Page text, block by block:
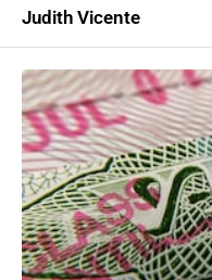
Judith Vicente